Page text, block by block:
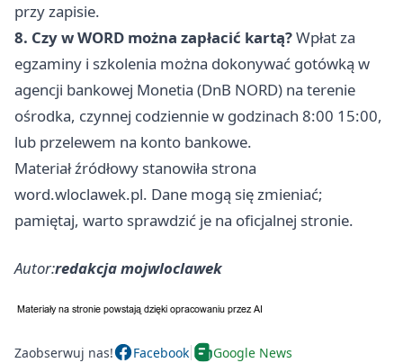
przy zapisie.
8. Czy w WORD można zapłacić kartą?Wpłat za
egzaminy i szkolenia można dokonywać gotówką w
agencji bankowej Monetia (DnB NORD) na terenie
ośrodka, czynnej codziennie w godzinach 8:00 15:00,
lub przelewem na konto bankowe.
Materiał źródłowy stanowiła strona
word.wloclawek.pl. Dane mogą się zmieniać;
pamiętaj, warto sprawdzić je na oficjalnej stronie.
Autor:redakcja mojwloclawek
Zaobserwuj nas! Facebook Google News